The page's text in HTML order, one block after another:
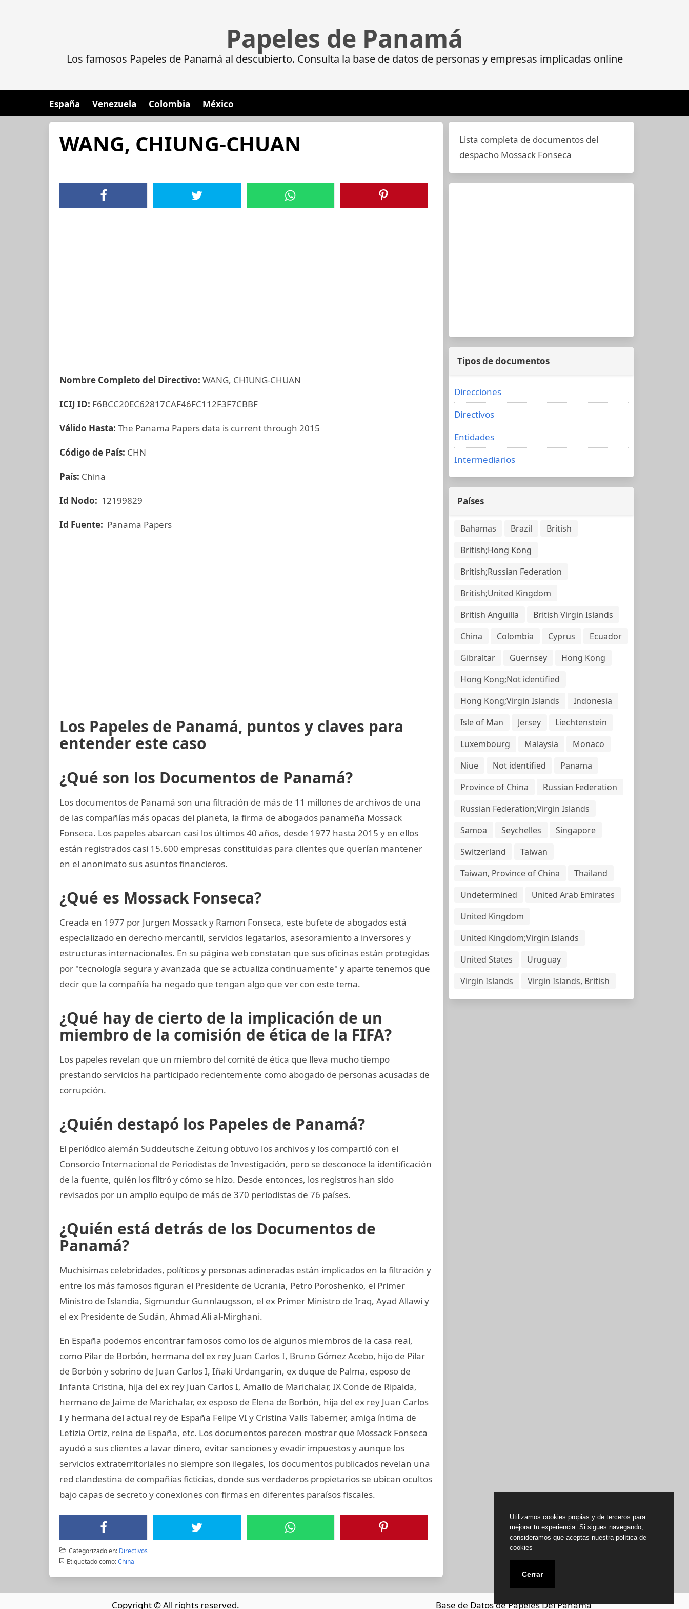
Papeles de Panamá
Los famosos Papeles de Panamá al descubierto. Consulta la base de datos de personas y empresas implicadas online
España Venezuela Colombia México
WANG, CHIUNG-CHUAN
Nombre Completo del Directivo: WANG, CHIUNG-CHUAN
ICIJ ID: F6BCC20EC62817CAF46FC112F3F7CBBF
Válido Hasta: The Panama Papers data is current through 2015
Código de País: CHN
País: China
Id Nodo: 12199829
Id Fuente: Panama Papers
Los Papeles de Panamá, puntos y claves para
entender este caso
¿Qué son los Documentos de Panamá?
Los documentos de Panamá son una filtración de más de 11 millones de archivos de una
de las compañías más opacas del planeta, la firma de abogados panameña Mossack
Fonseca. Los papeles abarcan casi los últimos 40 años, desde 1977 hasta 2015 y en ellos
están registrados casi 15.600 empresas constituidas para clientes que querían mantener
en el anonimato sus asuntos financieros.
¿Qué es Mossack Fonseca?
Creada en 1977 por Jurgen Mossack y Ramon Fonseca, este bufete de abogados está
especializado en derecho mercantil, servicios legatarios, asesoramiento a inversores y
estructuras internacionales. En su página web constatan que sus oficinas están protegidas
por "tecnología segura y avanzada que se actualiza continuamente" y aparte tenemos que
decir que la compañía ha negado que tengan algo que ver con este tema.
¿Qué hay de cierto de la implicación de un
miembro de la comisión de ética de la FIFA?
Los papeles revelan que un miembro del comité de ética que lleva mucho tiempo
prestando servicios ha participado recientemente como abogado de personas acusadas de
corrupción.
¿Quién destapó los Papeles de Panamá?
El periódico alemán Suddeutsche Zeitung obtuvo los archivos y los compartió con el
Consorcio Internacional de Periodistas de Investigación, pero se desconoce la identificación
de la fuente, quién los filtró y cómo se hizo. Desde entonces, los registros han sido
revisados por un amplio equipo de más de 370 periodistas de 76 países.
¿Quién está detrás de los Documentos de
Panamá?
Muchisimas celebridades, políticos y personas adineradas están implicados en la filtración y
entre los más famosos figuran el Presidente de Ucrania, Petro Poroshenko, el Primer
Ministro de Islandia, Sigmundur Gunnlaugsson, el ex Primer Ministro de Iraq, Ayad Allawi y
el ex Presidente de Sudán, Ahmad Ali al-Mirghani.
En España podemos encontrar famosos como los de algunos miembros de la casa real,
como Pilar de Borbón, hermana del ex rey Juan Carlos I, Bruno Gómez Acebo, hijo de Pilar
de Borbón y sobrino de Juan Carlos I, Iñaki Urdangarin, ex duque de Palma, esposo de
Infanta Cristina, hija del ex rey Juan Carlos I, Amalio de Marichalar, IX Conde de Ripalda,
hermano de Jaime de Marichalar, ex esposo de Elena de Borbón, hija del ex rey Juan Carlos
I y hermana del actual rey de España Felipe VI y Cristina Valls Taberner, amiga íntima de
Letizia Ortiz, reina de España, etc. Los documentos parecen mostrar que Mossack Fonseca
ayudó a sus clientes a lavar dinero, evitar sanciones y evadir impuestos y aunque los
servicios extraterritoriales no siempre son ilegales, los documentos publicados revelan una
red clandestina de compañías ficticias, donde sus verdaderos propietarios se ubican ocultos
bajo capas de secreto y conexiones con firmas en diferentes paraísos fiscales.
Categorizado en: Directivos
Etiquetado como: China
Lista completa de documentos del
despacho Mossack Fonseca
Tipos de documentos
Direcciones
Directivos
Entidades
Intermediarios
Países
Bahamas Brazil
British
British;Hong Kong
British;Russian Federation
British;United Kingdom
British Anguilla
British Virgin Islands
China
Colombia Cyprus
Ecuador
Gibraltar
Guernsey
Hong Kong
Hong Kong;Not identified
Hong Kong;Virgin Islands
Indonesia
Isle of Man
Jersey
Liechtenstein
Luxembourg
Malaysia
Monaco
Niue
Not identified
Panama
Province of China
Russian Federation
Russian Federation;Virgin Islands
Samoa
Seychelles
Singapore
Switzerland
Taiwan
Taiwan, Province of China
Thailand
Undetermined
United Arab Emirates
United Kingdom
United Kingdom;Virgin Islands
United States
Uruguay
Virgin Islands
Virgin Islands, British
Copyright © All rights reserved. Base de Datos de Papeles Del Panamá
Utilizamos cookies propias y de terceros para
mejorar tu experiencia. Si sigues navegando,
consideramos que aceptas nuestra política de
cookies
Cerrar